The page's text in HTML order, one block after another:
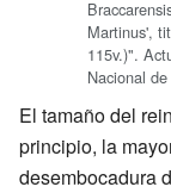
Martinus',
115v.)".
Nacional
El tamaño del
principio, la
desembocadura